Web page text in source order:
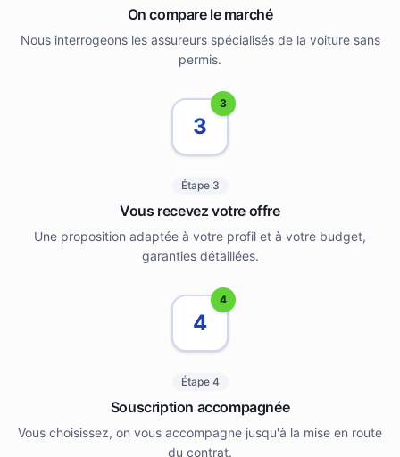
On compare le marché
Nous interrogeons les assureurs spécialisés de la voiture sans
permis.
3
3
Étape 3
Vous recevez votre offre
Une proposition adaptée à votre profil et à votre budget,
garanties détaillées.
4
4
Étape 4
Souscription accompagnée
Vous choisissez, on vous accompagne jusqu'à la mise en route
du contrat.